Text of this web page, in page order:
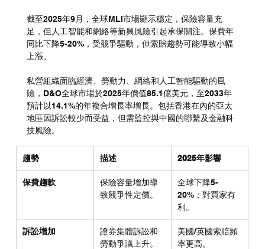
截至2025年9月，全球MLI市場顯示穩定，保險容量充
足，但人工智能和網絡等新興風險引起承保關注。保費年
同比下降5-20%，受競爭驅動，但索賠趨勢可能導致小幅
上漲。
私營組織面臨經濟、勞動力、網絡和人工智能驅動的風
險，D&O全球市場於2025年價值85.1億美元，至2033年
預計以14.1%的年複合增長率增長。包括香港在內的亞太
地區因訴訟較少而受益，但需監控與中國的聯繫及金融科
技風險。
趨勢 描述 2025年影響
保費趨軟
保險容量增加導
致競爭性定價。
全球下降5-
20%；對買家有
利。
訴訟增加
證券集體訴訟和
勞動爭議上升。
美國/英國索賠頻
率更高。